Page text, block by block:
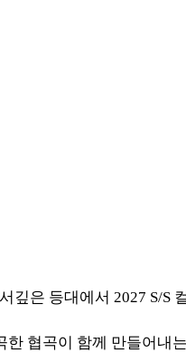
은 등대에서 2027 S/S
협곡이 함께 만들어내